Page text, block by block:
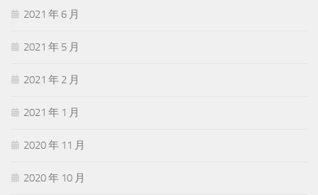
2021 年 6 月
2021 年 5 月
2021 年 2 月
2021 年 1 月
2020 年 11 月
2020 年 10 月